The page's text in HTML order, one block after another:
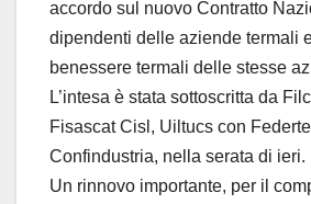
accordo sul nuovo Contratto
dipendenti delle aziende termali
benessere termali delle stesse
L’intesa è stata sottoscritta da
Fisascat Cisl, Uiltucs con
Confindustria, nella serata di ieri.
Un rinnovo importante, per il